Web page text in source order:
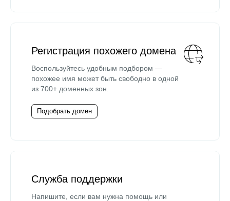
Регистрация похожего домена
Воспользуйтесь удобным подбором —
похожее имя может быть свободно в одной
из 700+ доменных зон.
Подобрать домен
Служба поддержки
Напишите, если вам нужна помощь или